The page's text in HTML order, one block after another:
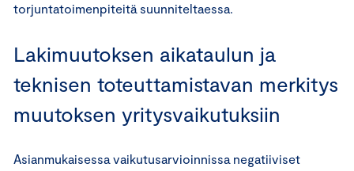
torjuntatoimenpiteitä suunniteltaessa.
Lakimuutoksen aikataulun ja
teknisen toteuttamistavan merkitys
muutoksen yritysvaikutuksiin
Asianmukaisessa vaikutusarvioinnissa negatiiviset